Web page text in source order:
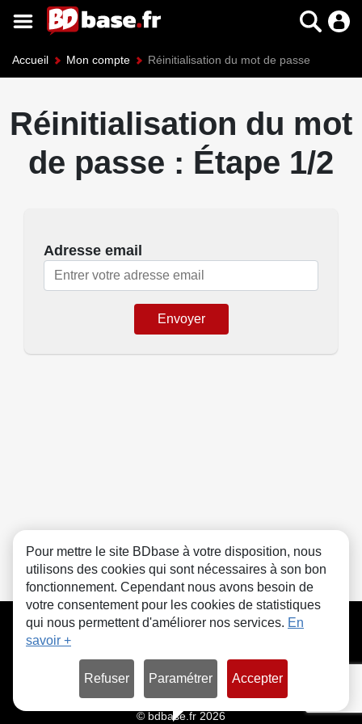
Accueil Mon compte Réinitialisation du mot de passe
Réinitialisation du mot
de passe : Étape 1/2
Adresse email
Envoyer
CGU FAQ Contact Cookies
© bdbase.fr 2026
Pour mettre le site BDbase à votre disposition, nous
utilisons des cookies qui sont nécessaires à son bon
fonctionnement. Cependant nous avons besoin de
votre consentement pour les cookies de statistiques
qui nous permettent d'améliorer nos services. En
savoir +
Refuser Paramétrer Accepter